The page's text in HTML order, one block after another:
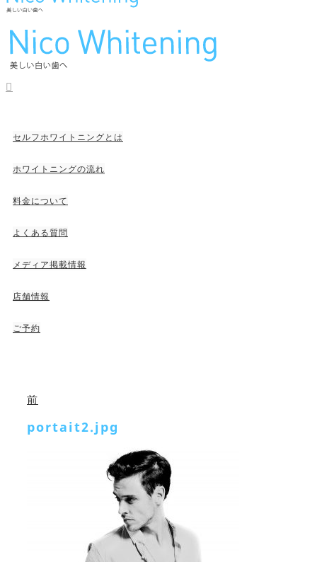
セルフホワイトニングとは
ホワイトニングの流れ
料金について
よくある質問
メディア掲載情報
店舗情報
ご予約
前
portait2.jpg